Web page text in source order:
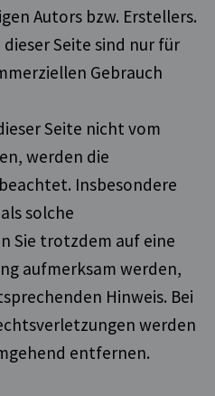
Autors bzw. Erstellers.
Seite sind nur für
Gebrauch
Seite nicht vom
werden die
Insbesondere
solche
Sie trotzdem auf eine
aufmerksam werden,
Hinweis. Bei
werden
entfernen.